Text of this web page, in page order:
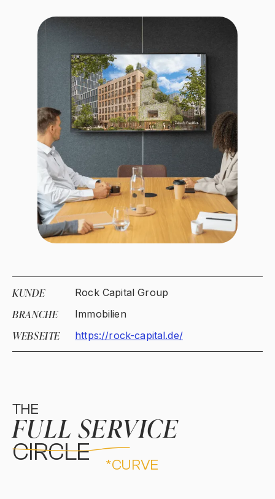
KUNDE Rock Capital Group
BRANCHE Immobilien
WEBSEITE https://rock-capital.de/
THE
FULL SERVICE
CIRCLE *CURVE